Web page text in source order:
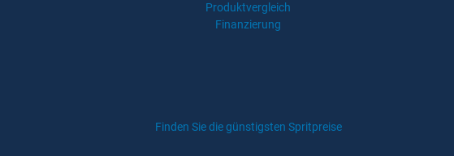
Produktvergleich
Finanzierung
Finden Sie die günstigsten Spritpreise